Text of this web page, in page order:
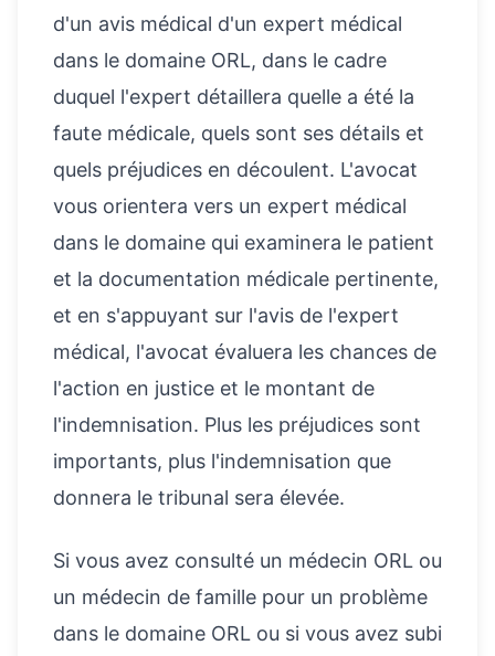
d'un avis médical d'un expert médical
dans le domaine ORL, dans le cadre
duquel l'expert détaillera quelle a été la
faute médicale, quels sont ses détails et
quels préjudices en découlent. L'avocat
vous orientera vers un expert médical
dans le domaine qui examinera le patient
et la documentation médicale pertinente,
et en s'appuyant sur l'avis de l'expert
médical, l'avocat évaluera les chances de
l'action en justice et le montant de
l'indemnisation. Plus les préjudices sont
importants, plus l'indemnisation que
donnera le tribunal sera élevée.
Si vous avez consulté un médecin ORL ou
un médecin de famille pour un problème
dans le domaine ORL ou si vous avez subi